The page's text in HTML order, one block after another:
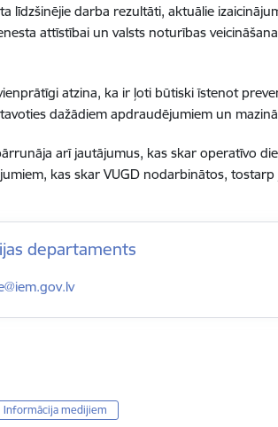
līdzšinējie darba rezultāti, aktuālie
attīstībai un valsts noturības
atzina, ka ir ļoti būtiski īstenot
dažādiem apdraudējumiem un
arī jautājumus, kas skar operatīvo
kas skar VUGD nodarbinātos,
departaments
Informācija medijiem